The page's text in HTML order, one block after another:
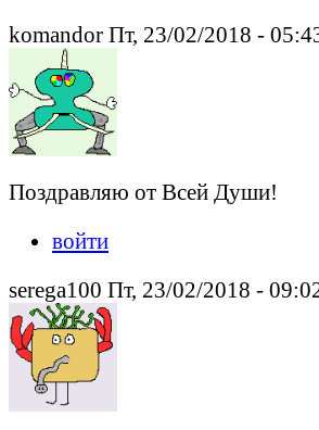
komandor Пт, 23/02/2018 -
Поздравляю от Всей Души!
войти
serega100 Пт, 23/02/2018 -